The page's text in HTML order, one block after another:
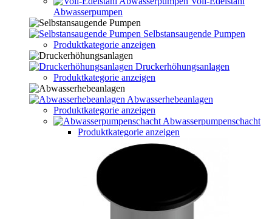
Abwasserpumpen
Selbstansaugende Pumpen
Produktkategorie anzeigen
Druckerhöhungsanlagen
Produktkategorie anzeigen
Abwasserhebeanlagen
Produktkategorie anzeigen
Abwasserpumpenschacht
Produktkategorie anzeigen